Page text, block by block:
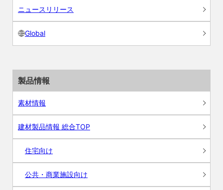
ニュースリリース
Global
製品情報
素材情報
建材製品情報 総合TOP
住宅向け
公共・商業施設向け